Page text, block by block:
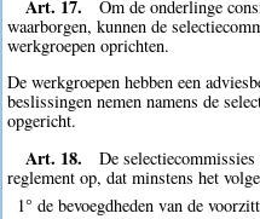
Art. 17.
Om de onderlinge
waarborgen, kunnen de
werkgroepen oprichten.
De werkgroepen hebben een
beslissingen nemen namens de
opgericht.
Art. 18.
De
reglement op, dat minstens het
1° de bevoegdheden van de